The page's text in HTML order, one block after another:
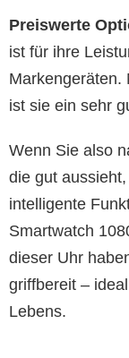
Preiswerte
ist für ihre
Markengeräten.
ist sie ein sehr
Wenn Sie also
die gut
intelligente
Smartwatch
dieser Uhr
griffbereit –
Lebens.